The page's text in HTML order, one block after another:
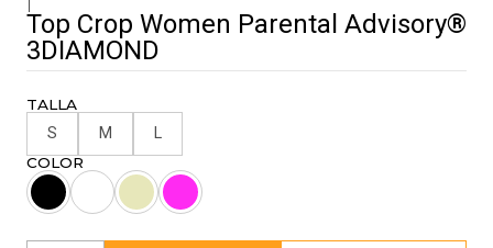
Top Crop Women Parental Advisory®
3DIAMOND
TALLA
S M L
COLOR